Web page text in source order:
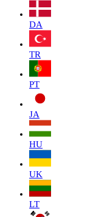
DA
TR
PT
JA
HU
UK
LT